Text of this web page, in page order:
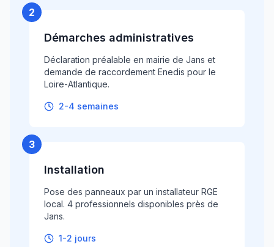
2
Démarches administratives
Déclaration préalable en mairie de Jans et
demande de raccordement Enedis pour le
Loire-Atlantique.
2-4 semaines
3
Installation
Pose des panneaux par un installateur RGE
local. 4 professionnels disponibles près de
Jans.
1-2 jours